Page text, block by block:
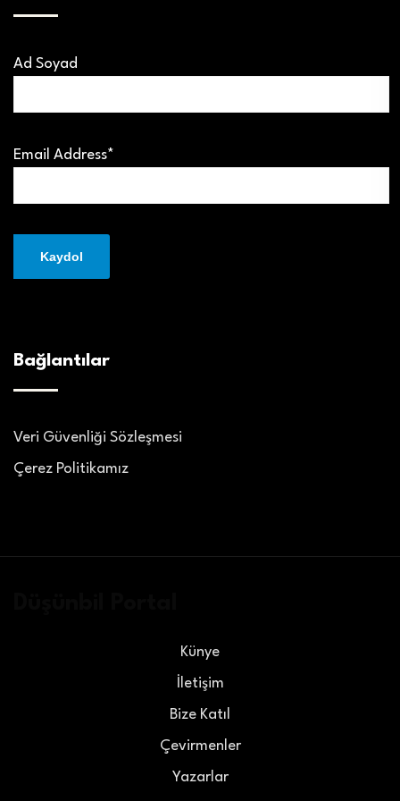
Ad Soyad
Email Address*
Bağlantılar
Veri Güvenliği Sözleşmesi
Çerez Politikamız
Künye
İletişim
Bize Katıl
Çevirmenler
Yazarlar